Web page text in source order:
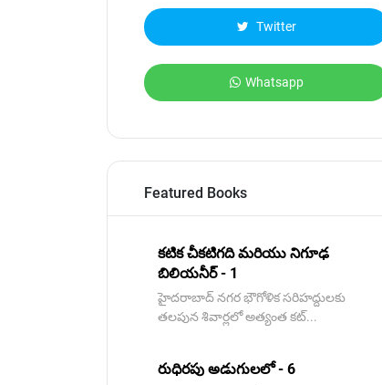
Twitter
Whatsapp
Featured Books
కటిక చీకటిగది మరియు నిగూఢ
బిలియనీర్ - 1
హైదరాబాద్ నగర భౌగోళిక సరిహద్దులకు
తలపున శివార్లలో అత్యంత కట్...
రుధిరపు అడుగులలో - 6